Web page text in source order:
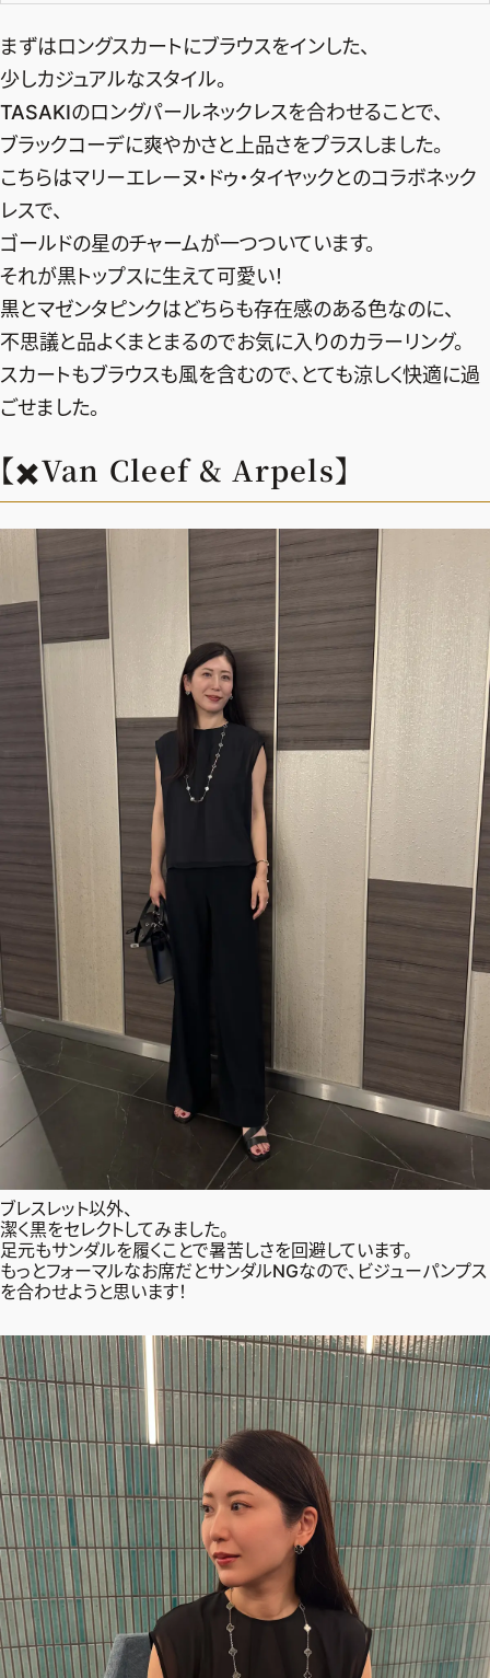
まずはロングスカートにブラウスをインした、
少しカジュアルなスタイル。
TASAKIのロングパールネックレスを合わせることで、
ブラックコーデに爽やかさと上品さをプラスしました。
こちらはマリーエレーヌ・ドゥ・タイヤックとのコラボネック
レスで、
ゴールドの星のチャームが一つついています。
それが黒トップスに生えて可愛い！
黒とマゼンタピンクはどちらも存在感のある色なのに、
不思議と品よくまとまるのでお気に入りのカラーリング。
スカートもブラウスも風を含むので、とても涼しく快適に過
ごせました。
【✖️Van Cleef & Arpels】
ブレスレット以外、
潔く黒をセレクトしてみました。
足元もサンダルを履くことで暑苦しさを回避しています。
もっとフォーマルなお席だとサンダルNGなので、ビジューパンプス
を合わせようと思います！